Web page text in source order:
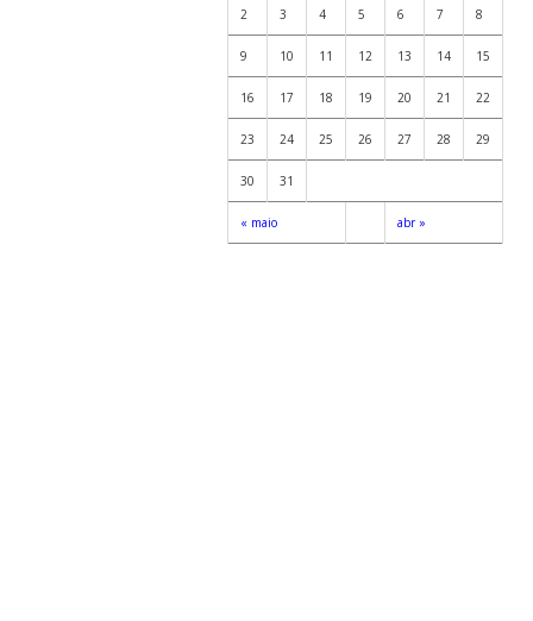
« maio abr »
2 3 4 5 6 7 8
9 10 11 12 13 14 15
16 17 18 19 20 21 22
23 24 25 26 27 28 29
30 31